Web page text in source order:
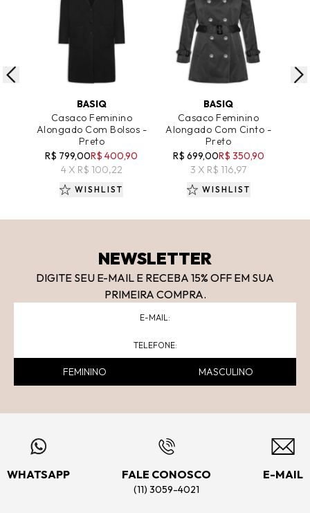
ADICIONAR AO CARRINHO
BASIQ
Casaco Feminino
Alongado Com Bolsos -
Preto
R$ 799,00R$ 400,90
4 X R$ 100,22
WISHLIST
ADICIONAR AO CARRINHO
BASIQ
Casaco Feminino
Alongado Com Cinto -
Preto
R$ 699,00R$ 350,90
3 X R$ 116,97
WISHLIST
NEWSLETTER
DIGITE SEU E-MAIL E RECEBA 15% OFF EM SUA
PRIMEIRA COMPRA.
FEMININO MASCULINO
WHATSAPP FALE CONOSCO
(11) 3059-4021
E-MAIL